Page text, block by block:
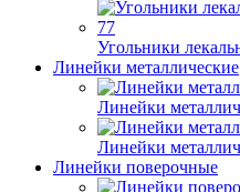
Угольники
Линейки металлические
Линейки
Линейки
Линейки поверочные